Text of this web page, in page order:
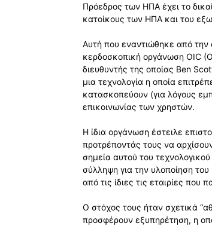
Πρόεδρος των ΗΠΑ έχει το
κατοίκους των ΗΠΑ και του
Αυτή που εναντιώθηκε από την
κερδοσκοπική οργάνωση OIC
διευθυντής της οποίας Ben
μια τεχνολογία η οποία
κατασκοπεύουν (για λόγους
επικοινωνίας των χρηστών.
Η ίδια οργάνωση έστειλε
προτρέποντάς τους να
σημεία αυτού του
σύλληψη για την υλοποίηση
από τις ίδιες τις εταιρίες που
Ο στόχος τους ήταν σχετικά
προσφέρουν εξυπηρέτηση, η